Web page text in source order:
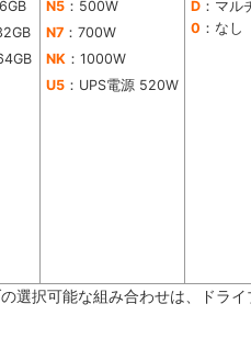
N5 ：500W D ：マル
0 ：なし
N7 ：700W
NK ：1000W
U5 ：UPS電源 520W
選択可能な組み合わせは、ドラ